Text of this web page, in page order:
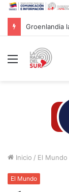
Menú
Inicio / El Mundo
El Mundo